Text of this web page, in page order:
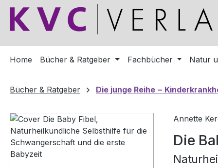
Hauptinhalt springen
Zur Suche springen
Zur Hauptnavigation springen
Home Bücher & Ratgeber Fachbücher Natur
Bücher & Ratgeber Die junge Reihe ‒
Bildergalerie überspringen Annette
Die